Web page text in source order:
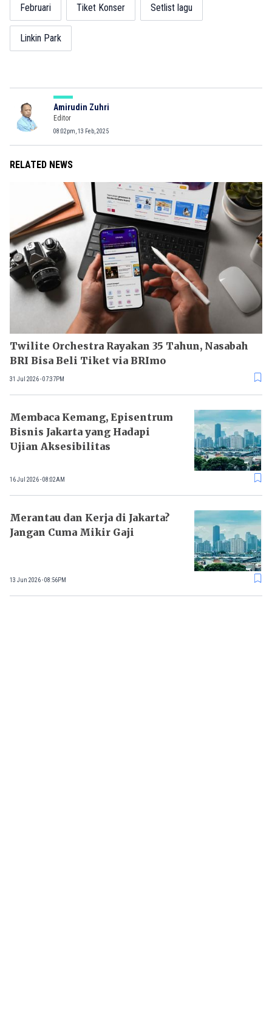
Februari Tiket Konser Setlist lagu
Linkin Park
Amirudin Zuhri
Editor
08:02pm, 13 Feb, 2025
RELATED NEWS
Twilite Orchestra Rayakan 35 Tahun, Nasabah
BRI Bisa Beli Tiket via BRImo
31 Jul 2026 - 07:37PM
Membaca Kemang, Episentrum
Bisnis Jakarta yang Hadapi
Ujian Aksesibilitas
16 Jul 2026 - 08:02AM
Merantau dan Kerja di Jakarta?
Jangan Cuma Mikir Gaji
13 Jun 2026 - 08:56PM